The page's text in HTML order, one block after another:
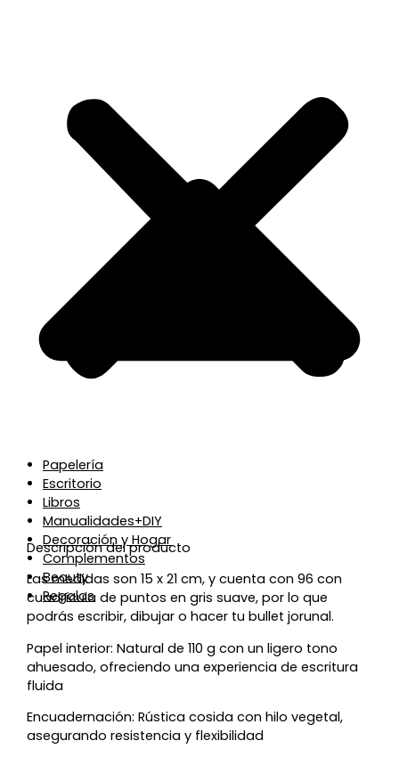
Papelería
Escritorio
Libros
Manualidades+DIY
Decoración y Hogar
Complementos
Beauty
Regalos
Descripción del producto
Las medidas son 15 x 21 cm, y cuenta con 96 con
cuadrícula de puntos en gris suave, por lo que
podrás escribir, dibujar o hacer tu bullet jorunal.
Papel interior: Natural de 110 g con un ligero tono
ahuesado, ofreciendo una experiencia de escritura
fluida
Encuadernación: Rústica cosida con hilo vegetal,
asegurando resistencia y flexibilidad